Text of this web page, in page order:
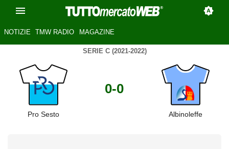
NOTIZIE TMW RADIO MAGAZINE
SERIE C (2021-2022)
Pro Sesto
0-0
Albinoleffe